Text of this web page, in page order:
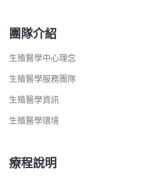
團隊介紹
生殖醫學中心理念
生殖醫學服務團隊
生殖醫學資訊
生殖醫學環境
療程說明